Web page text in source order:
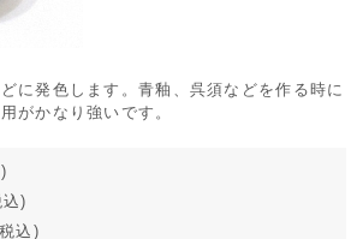
に発色します。青釉、呉須などを作る時に
がかなり強いです。
込)
込)